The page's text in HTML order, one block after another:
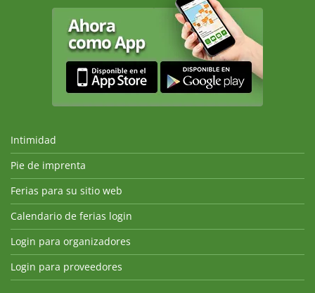
Intimidad
Pie de imprenta
Ferias para su sitio web
Calendario de ferias login
Login para organizadores
Login para proveedores